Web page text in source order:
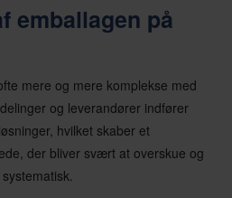
emballagen på
mere og mere komplekse med
og leverandører indfører
hvilket skaber et
der bliver svært at overskue og